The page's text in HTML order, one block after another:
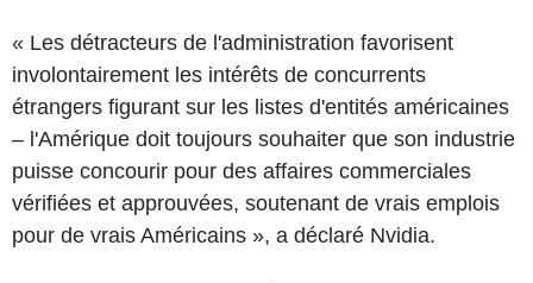
« Les détracteurs de l'administration favorisent
involontairement les intérêts de concurrents
étrangers figurant sur les listes d'entités américaines
– l'Amérique doit toujours souhaiter que son industrie
puisse concourir pour des affaires commerciales
vérifiées et approuvées, soutenant de vrais emplois
pour de vrais Américains », a déclaré Nvidia.